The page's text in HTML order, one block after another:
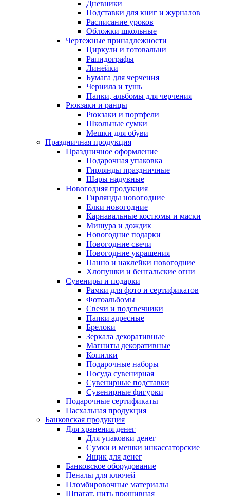
Дневники
Подставки для книг и журналов
Расписание уроков
Обложки школьные
Чертежные принадлежности
Циркули и готовальни
Рапидографы
Линейки
Бумага для черчения
Чернила и тушь
Папки, альбомы для черчения
Рюкзаки и ранцы
Рюкзаки и портфели
Школьные сумки
Мешки для обуви
Праздничная продукция
Праздничное оформление
Подарочная упаковка
Гирлянды праздничные
Шары надувные
Новогодняя продукция
Гирлянды новогодние
Елки новогодние
Карнавальные костюмы и маски
Мишура и дождик
Новогодние подарки
Новогодние свечи
Новогодние украшения
Панно и наклейки новогодние
Хлопушки и бенгальские огни
Сувениры и подарки
Рамки для фото и сертификатов
Фотоальбомы
Свечи и подсвечники
Папки адресные
Брелоки
Зеркала декоративные
Магниты декоративные
Копилки
Подарочные наборы
Посуда сувенирная
Сувенирные подставки
Сувенирные фигурки
Подарочные сертификаты
Пасхальная продукция
Банковская продукция
Для хранения денег
Для упаковки денег
Сумки и мешки инкассаторские
Ящик для денег
Банковское оборудование
Пеналы для ключей
Пломбировочные материалы
Шпагат, нить прошивная